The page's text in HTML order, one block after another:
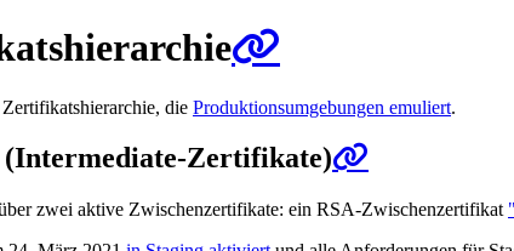
die Produktionsumgebungen emuliert.
Zertifikate)
zwei aktive Zwischenzertifikate: ein RSA-Zwischenzertifikat